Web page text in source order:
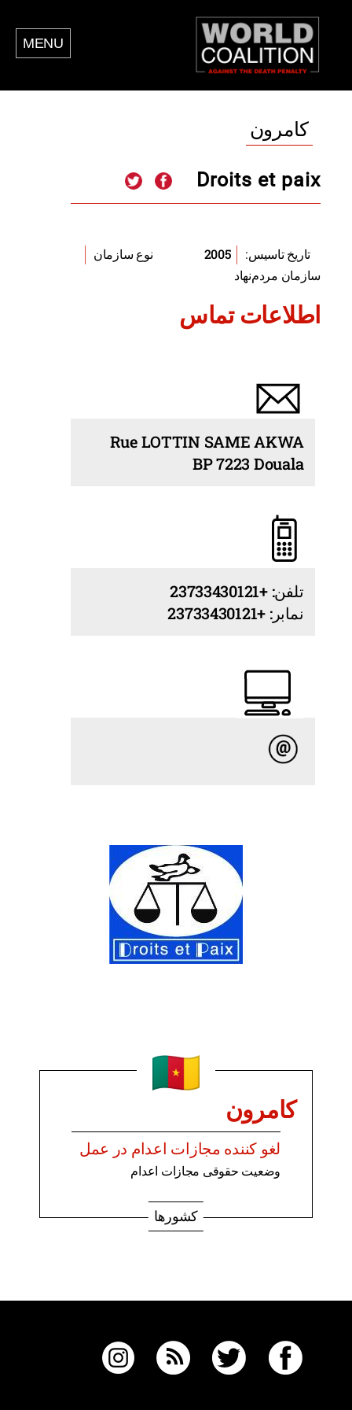
MENU
کامرون
Droits et paix
تاریخ تاسیس: نوع سازمان
سازمان مردم‌نهاد
اطلاعات تماس
Rue LOTTIN SAME AKWA
BP 7223 Douala
تلفن: +23733430121
نمابر: +23733430121
کامرون
لغو کننده مجازات اعدام در عمل
وضعیت حقوقی مجازات اعدام
کشورها